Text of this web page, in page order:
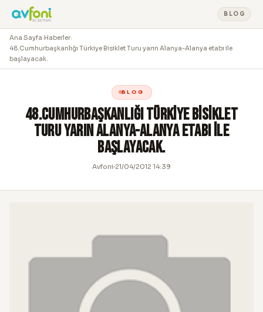
BLOG
Ana Sayfa›Haberler›
48.Cumhurbaşkanlığı Türkiye Bisiklet Turu yarın Alanya-Alanya etabı ile
başlayacak.
BLOG
48.Cumhurbaşkanlığı Türkiye Bisiklet
Turu yarın Alanya-Alanya etabı ile
başlayacak.
Avfoni 21/04/2012 14:39